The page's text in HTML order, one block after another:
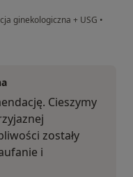
ginekologiczna + USG •
Cieszymy
zostały
i